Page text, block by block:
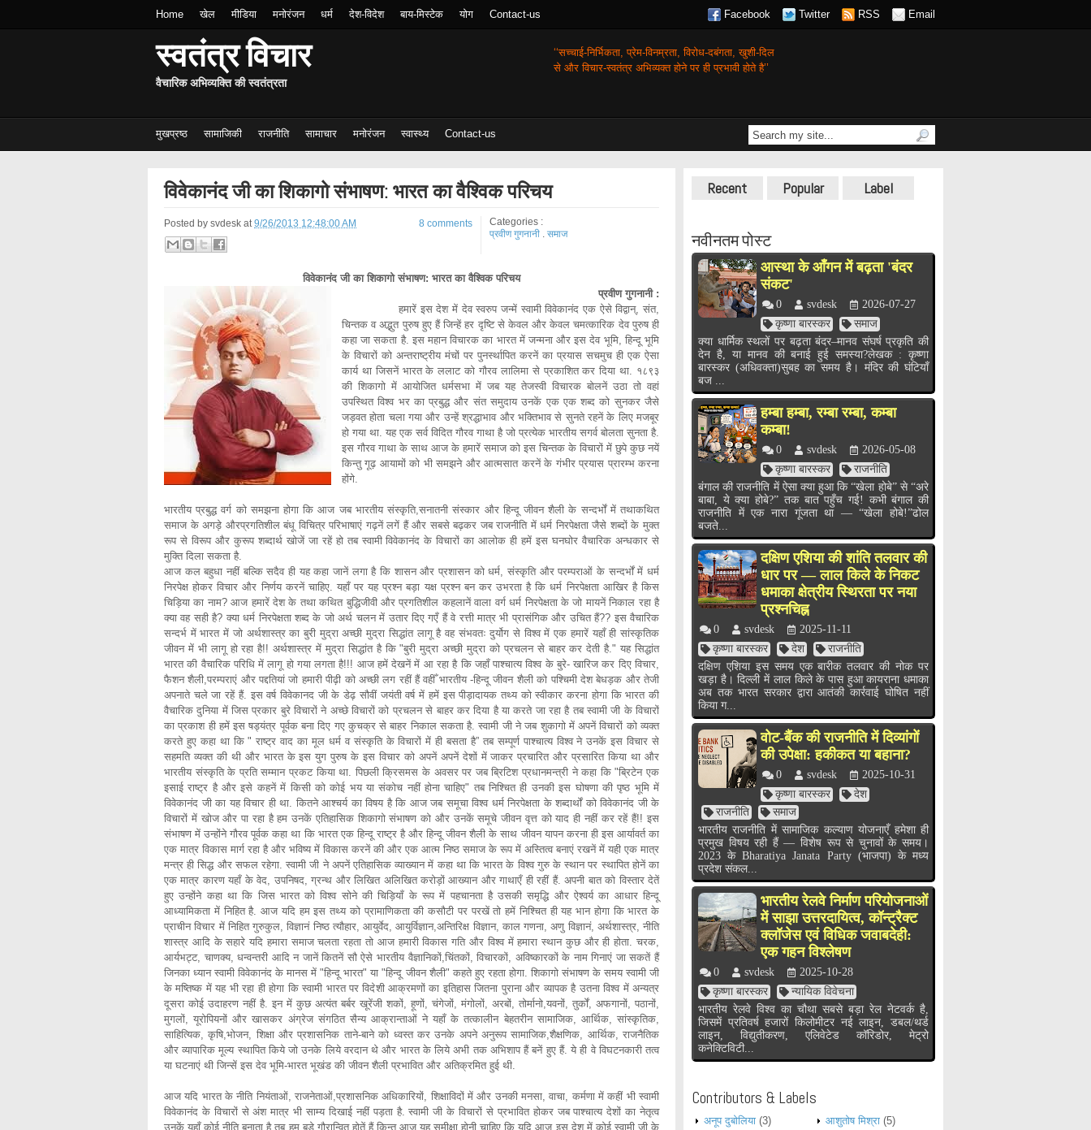
Home खेल मीडिया मनोरंजन धर्म देश-विदेश बाय-मिस्टेक योग Contact-us Facebook Twitter RSS Email
स्वतंत्र विचार
वैचारिक अभिव्यक्ति की स्वतंत्रता
‘‘सच्चाई-निर्भिकता, प्रेम-विनम्रता, विरोध-दबंगता,खुशी-दिल
से और विचार-स्वतंत्र अभिव्यक्त होने पर ही प्रभावी होते है’’
मुखप्रष्ठ सामाजिकी राजनीति सामाचार मनोरंजन स्वास्थ्य Contact-us
विवेकानंद जी का शिकागो संभाषण: भारत का वैश्विक परिचय
Posted by svdesk at9/26/2013 12:48:00 AM 8 comments
Categories :
प्रवीण गुगनानी . समाज
विवेकानंद जी का शिकागो संभाषण: भारत का वैश्विक परिचय
प्रवीण गुगनानी :
हमारें इस देश में देव स्वरुप जन्में स्वामी विवेकानंद एक ऐसे विद्वान्, संत,
चिन्तक व अद्भुत पुरुष हुए हैं जिन्हें हर दृष्टि से केवल और केवल चमत्कारिक देव पुरुष ही
कहा जा सकता है. इस महान विचारक का भारत में जन्मना और इस देव भूमि, हिन्दू भूमि
के विचारों को अन्तराष्ट्रीय मंचों पर पुनर्स्थापित करनें का प्रयास सचमुच ही एक ऐसा
कार्य था जिसनें भारत के ललाट को गौरव लालिमा से प्रकाशित कर दिया था. १८९३
की शिकागो में आयोजित धर्मसभा में जब यह तेजस्वी विचारक बोलनें उठा तो वहां
उपस्थित विश्व भर का प्रबुद्ध और संत समुदाय उनकें एक एक शब्द को सुनकर जैसे
जड़वत होता चला गया और उन्हें श्रद्धाभाव और भक्तिभाव से सुनते रहनें के लिए मजबूर
हो गया था. यह एक सर्व विदित गौरव गाथा है जो प्रत्येक भारतीय सगर्व बोलता सुनता है.
इस गौरव गाथा के साथ आज के हमारें समाज को इस चिन्तक के विचारों में छुपे कुछ नयें
किन्तु गूढ़ आयामों को भी समझने और आत्मसात करनें के गंभीर प्रयास प्रारम्भ करना
होंगे.
भारतीय प्रबुद्ध वर्ग को समझना होगा कि आज जब भारतीय संस्कृति,सनातनी संस्कार और हिन्दू जीवन शैली के सन्दर्भों में तथाकथित
समाज के अगड़े औरप्रगतिशील बंधू विचित्र परिभाषाएं गढ़नें लगें हैं और सबसे बढ़कर जब राजनीति में धर्म निरपेक्षता जैसे शब्दों के मुक्त
रूप से विरूप और कुरूप शब्दार्थ खोजें जा रहें हो तब स्वामी विवेकानंद के विचारों का आलोक ही हमें इस घनघोर वैचारिक अन्धकार से
मुक्ति दिला सकता है.
आज कल बहुधा नहीं बल्कि सदैव ही यह कहा जानें लगा है कि शासन और प्रशासन को धर्म, संस्कृति और परम्पराओं के सन्दर्भों में धर्म
निरपेक्ष होकर विचार और निर्णय करनें चाहिए. यहाँ पर यह प्रश्न बड़ा यक्ष प्रश्न बन कर उभरता है कि धर्म निरपेक्षता आखिर है किस
चिड़िया का नाम? आज हमारें देश के तथा कथित बुद्धिजीवी और प्रगतिशील कहलानें वाला वर्ग धर्म निरपेक्षता के जो मायनें निकाल रहा है
क्या वह सही है? क्या धर्म निरपेक्षता शब्द के जो अर्थ चलन में उतार दिए गएँ हैं वे रत्ती मात्र भी प्रासंगिक और उचित हैं?? इस वैचारिक
सन्दर्भ में भारत में जो अर्थशास्त्र का बुरी मुद्रा अच्छी मुद्रा सिद्धांत लागू है वह संभवतः दुर्योग से विश्व में एक हमारें यहाँ ही सांस्कृतिक
जीवन में भी लागू हो रहा है!! अर्थशास्त्र में मुद्रा सिद्धांत है कि "बुरी मुद्रा अच्छी मुद्रा को प्रचलन से बाहर कर देती है." यह सिद्धांत
भारत की वैचारिक परिधि में लागू हो गया लगता है!!! आज हमें देखनें में आ रहा है कि जहाँ पाश्चात्य विश्व के बुरे- खारिज कर दिए विचार,
फैशन शैली,परम्पराएं और पद्दतियां जो हमारी पीढ़ी को अच्छी लग रहीं हैं वहीँ भारतीय -हिन्दू जीवन शैली को पश्चिमी देश बेधड़क और तेजी
अपनाते चले जा रहें हैं. इस वर्ष विवेकानद जी के डेढ़ सौवीं जयंती वर्ष में हमें इस पीड़ादायक तथ्य को स्वीकार करना होगा कि भारत की
वैचारिक दुनिया में जिस प्रकार बुरे विचारों ने अच्छे विचारों को प्रचलन से बाहर कर दिया है या करते जा रहा है तब स्वामी जी के विचारों
का प्रकाश ही हमें इस षड्यंत्र पूर्वक बना दिए गए कुचक्र से बाहर निकाल सकता है. स्वामी जी ने जब शुकागो में अपनें विचारों को व्यक्त
करते हुए कहा था कि " राष्ट्र वाद का मूल धर्म व संस्कृति के विचारों में ही बसता है” तब सम्पूर्ण पाश्चात्य विश्व ने उनकें इस विचार से
सहमति व्यक्त की थी और भारत के इस युग पुरुष के इस विचार को अपनें अपनें देशों में जाकर प्रचारित और प्रसारित किया था और
भारतीय संस्कृति के प्रति सम्मान प्रकट किया था. पिछली क्रिसमस के अवसर पर जब ब्रिटिश प्रधानमन्त्री ने कहा कि "ब्रिटेन एक
इसाई राष्ट्र है और इसे कहनें में किसी को कोई भय या संकोच नहीं होना चाहिए" तब निश्चित ही उनकी इस घोषणा की पृष्ठ भूमि में
विवेकानंद जी का यह विचार ही था. कितने आश्चर्य का विषय है कि आज जब समूचा विश्व धर्म निरपेक्षता के शब्दार्थों को विवेकानंद जी के
विचारों में खोज और पा रहा है हम उनकें एतिहासिक शिकागो संभाषण को और उनकें समूचे जीवन वृत्त को याद ही नहीं कर रहें हैं!! इस
संभाषण में उन्होंने गौरव पूर्वक कहा था कि भारत एक हिन्दू राष्ट्र है और हिन्दू जीवन शैली के साथ जीवन यापन करना ही इस आर्यावर्त का
एक मात्र विकास मार्ग रहा है और भविष्य में विकास करनें की और एक आत्म निष्ठ समाज के रूप में अस्तित्व बनाएं रखनें में यही एक मात्र
मन्त्र ही सिद्ध और सफल रहेगा. स्वामी जी ने अपनें एतिहासिक व्याख्यान में कहा था कि भारत के विश्व गुरु के स्थान पर स्थापित होनें का
एक मात्र कारण यहाँ के वेद, उपनिषद, ग्रन्थ और लिखित अलिखित करोड़ों आख्यान और गाथाएँ ही रहीं हैं. अपनी बात को विस्तार देतें
हुए उन्होंने कहा था कि जिस भारत को विश्व सोने की चिड़ियाँ के रूप में पहचानता है उसकी समृद्धि और ऐश्वर्य का आधार हिन्दू
आध्यामिकता में निहित है. आज यदि हम इस तथ्य को प्रामाणिकता की कसौटी पर परखें तो हमें निश्चित ही यह भान होगा कि भारत के
प्राचीन विचार में निहित गुरुकुल, विज्ञानं निष्ठ त्यौहार, आयुर्वेद, आयुर्विज्ञान,अन्तिरिक्ष विज्ञान, काल गणना, अणु विज्ञानं, अर्थशास्त्र, नीति
शास्त्र आदि के सहारे यदि हमारा समाज चलता रहता तो आज हमारी विकास गति और विश्व में हमारा स्थान कुछ और ही होता. चरक,
आर्यभट्ट, चाणक्य, धन्वन्तरी आदि न जानें कितनें सौ ऐसे भारतीय वैज्ञानिकों,चिंतकों, विचारकों, अविष्कारकों के नाम गिनाएं जा सकतें हैं
जिनका ध्यान स्वामी विवेकानंद के मानस में "हिन्दू भारत" या "हिन्दू जीवन शैली" कहते हुए रहता होगा. शिकागो संभाषण के समय स्वामी जी
के मष्तिष्क में यह भी रहा ही होगा कि स्वामी भारत पर विदेशी आक्रमणों का इतिहास जितना पुराना और व्यापक है उतना विश्व में अन्यत्र
दूसरा कोई उदाहरण नहीं है. इन में कुछ अत्यंत बर्बर खूरेंजी शकों, हूणों, चंगेजों, मंगोलों, अरबों, तोर्मानो,यवनों, तुर्कों, अफगानों, पठानों,
मुगलों, यूरोपियनों और खासकर अंग्रेज संगठित सैन्य आक्रान्ताओं ने यहाँ के तत्कालीन बेहतरीन सामाजिक, आर्थिक, सांस्कृतिक,
साहित्यिक, कृषि,भोजन, शिक्षा और प्रशासनिक ताने-बाने को ध्वस्त कर उनके अपने अनुरूप सामाजिक,शैक्षणिक, आर्थिक, राजनैतिक
और व्यापारिक मूल्य स्थापित किये जो उनके लिये वरदान थे और भारत के लिये अभी तक अभिशाप हैं बनें हुए हैं. ये ही वे विघटनकारी तत्व
या घटनाएं थी जिन्सें इस देव भूमि-भारत भूखंड की जीवन शैली प्रभावित और अतिक्रमित हुई थी.
आज यदि भारत के नीति नियंताओं, राजनेताओं,प्रशासनिक अधिकारियों, शिक्षाविदों में और उनकी मनसा, वाचा, कर्मणा में कहीं भी स्वामी
विवेकानंद के विचारों से अंश मात्र भी साम्य दिखाई नहीं पड़ता है. स्वामी जी के विचारों से प्रभावित होकर जब पाश्चात्य देशों का नेतृत्व
उनकें यहाँ कोई नीति बनाता है तब हम बड़े गौरान्वित होतें हैं किन्तु आज यह समीक्षा होनी चाहिए कि यदि आज इस देश में कोई स्वामी जी के
Recent Popular Label
नवीनतम पोस्ट
आस्था के आँगन में बढ़ता 'बंदर
संकट'
0 svdesk
2026-07-27
कृष्णा बारस्कर
समाज
क्या धार्मिक स्थलों पर बढ़ता बंदर–मानव संघर्ष प्रकृति की
देन है, या मानव की बनाई हुई समस्या?लेखक : कृष्णा
बारस्कर (अधिवक्ता)सुबह का समय है। मंदिर की घंटियाँ
बज ...
हम्बा हम्बा, रम्बा रम्बा, कम्बा
कम्बा!
0 svdesk
2026-05-08
कृष्णा बारस्कर
राजनीति
बंगाल की राजनीति में ऐसा क्या हुआ कि “खेला होबे” से “अरे
बाबा, ये क्या होबे?” तक बात पहुँच गई! कभी बंगाल की
राजनीति में एक नारा गूंजता था — “खेला होबे!”ढोल
बजते...
दक्षिण एशिया की शांति तलवार की
धार पर — लाल किले के निकट
धमाका क्षेत्रीय स्थिरता पर नया
प्रश्नचिह्न
0 svdesk
2025-11-11
कृष्णा बारस्कर
देश
राजनीति
दक्षिण एशिया इस समय एक बारीक तलवार की नोक पर
खड़ा है। दिल्ली में लाल किले के पास हुआ कायराना धमाका
अब तक भारत सरकार द्वारा आतंकी कार्रवाई घोषित नहीं
किया ग...
वोट-बैंक की राजनीति में दिव्यांगों
की उपेक्षा: हकीकत या बहाना?
0 svdesk
2025-10-31
कृष्णा बारस्कर
देश
राजनीति
समाज
भारतीय राजनीति में सामाजिक कल्याण योजनाएँ हमेशा ही
प्रमुख विषय रही हैं — विशेष रूप से चुनावों के समय।
2023 के Bharatiya Janata Party (भाजपा) के मध्य
प्रदेश संकल...
भारतीय रेलवे निर्माण परियोजनाओं
में साझा उत्तरदायित्व, कॉन्ट्रैक्ट
क्लॉजेस एवं विधिक जवाबदेही:
एक गहन विश्लेषण
0 svdesk
2025-10-28
कृष्णा बारस्कर
न्यायिक विवेचना
भारतीय रेलवे विश्व का चौथा सबसे बड़ा रेल नेटवर्क है,
जिसमें प्रतिवर्ष हजारों किलोमीटर नई लाइन, डबल/थर्ड
लाइन, विद्युतीकरण, एलिवेटेड कॉरिडोर, मेट्रो
कनेक्टिविटी...
Contributors & Labels
अनूप दुबोलिया (3) आशुतोष मिश्रा (5)